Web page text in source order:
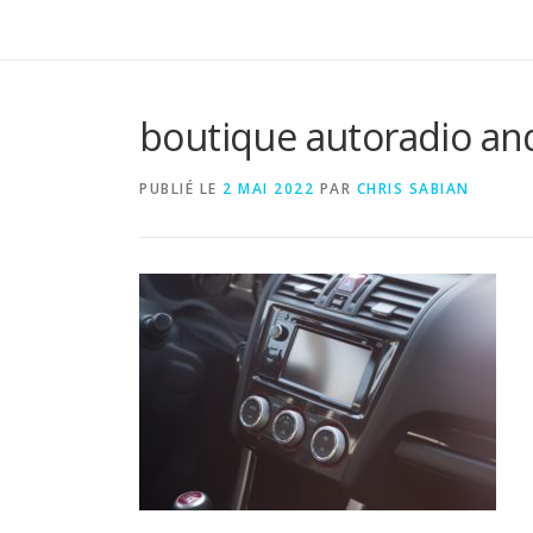
boutique autoradio
PUBLIÉ LE 2 MAI 2022 PAR CHRIS SABIAN